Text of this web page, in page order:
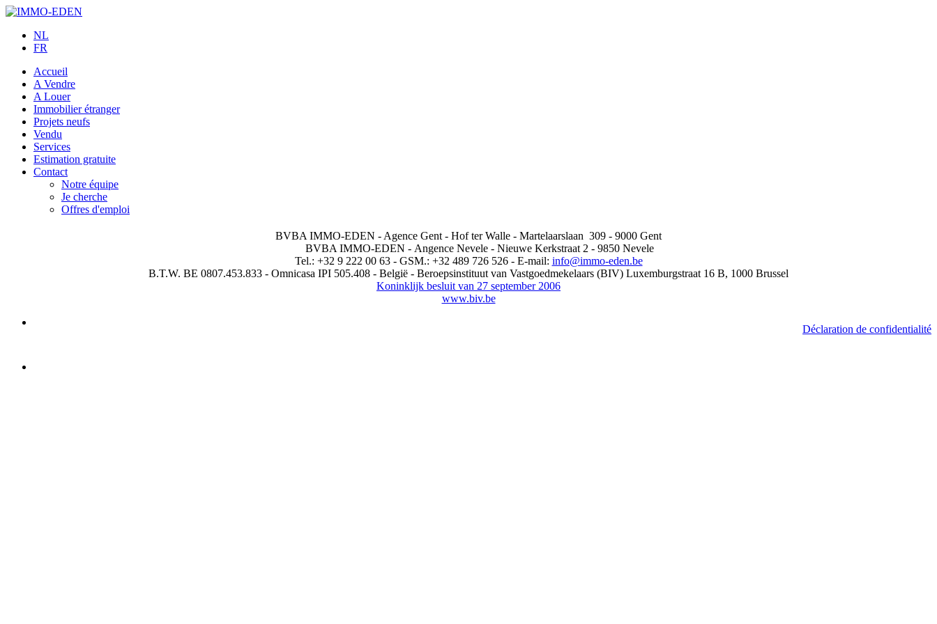
NL
FR
Accueil
A Vendre
A Louer
Immobilier étranger
Projets neufs
Vendu
Services
Estimation gratuite
Contact
Notre équipe
Je cherche
Offres d'emploi
BVBA IMMO-EDEN - Agence Gent - Hof ter Walle - Martelaarslaan 309 - 9000 Gent
BVBA IMMO-EDEN - Angence Nevele - Nieuwe Kerkstraat 2 - 9850 Nevele
Tel.: +32 9 222 00 63 - GSM.: +32 489 726 526 - E-mail: info@immo-eden.be
B.T.W. BE 0807.453.833 - Omnicasa IPI 505.408 - België - Beroepsinstituut van Vastgoedmekelaars (BIV) Luxemburgstraat 16 B, 1000 Brussel
Koninklijk besluit van 27 september 2006
www.biv.be
Déclaration de confidentialité